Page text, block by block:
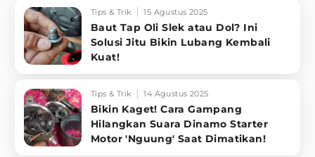
Tips & Trik 15 Agustus 2025
Baut Tap Oli Slek atau Dol? Ini
Solusi Jitu Bikin Lubang Kembali
Kuat!
Tips & Trik 14 Agustus 2025
Bikin Kaget! Cara Gampang
Hilangkan Suara Dinamo Starter
Motor 'Nguung' Saat Dimatikan!